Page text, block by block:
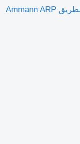
Drum Ammann Drum ARP 75 لـ بكرة الطريق Ammann ARP